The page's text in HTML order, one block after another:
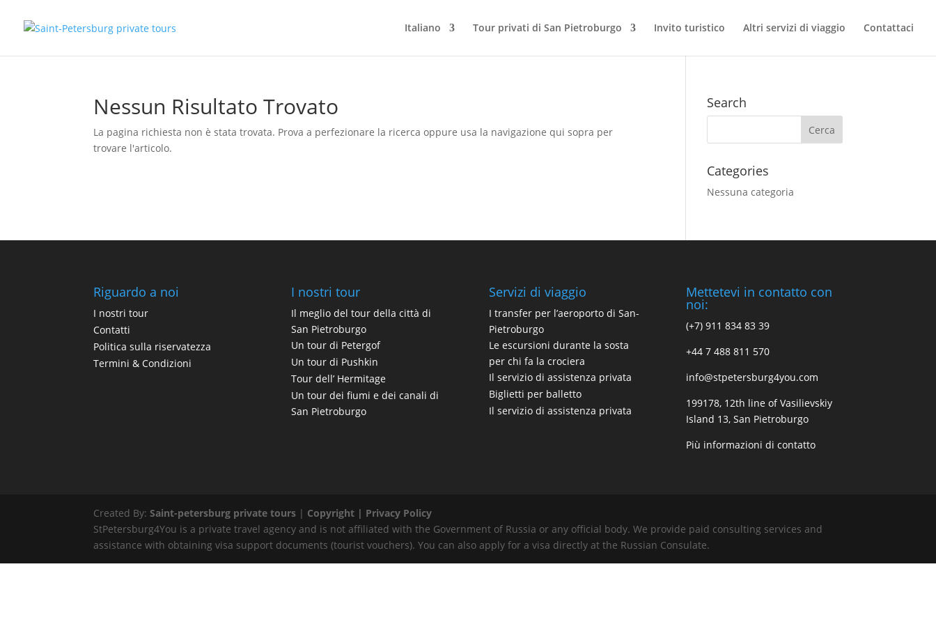
Italiano Tour privati di San Pietroburgo Invito turistico Altri servizi di viaggio Contattaci
Nessun Risultato Trovato
La pagina richiesta non è stata trovata. Prova a perfezionare la ricerca oppure usa la navigazione qui sopra per
trovare l'articolo.
Search
Categories
Nessuna categoria
Riguardo a noi
I nostri tour
Contatti
Politica sulla riservatezza
Termini & Condizioni
I nostri tour
Il meglio del tour della città di
San Pietroburgo
Un tour di Petergof
Un tour di Pushkin
Tour dell’ Hermitage
Un tour dei fiumi e dei canali di
San Pietroburgo
Servizi di viaggio
I transfer per l’aeroporto di San-
Pietroburgo
Le escursioni durante la sosta
per chi fa la crociera
Il servizio di assistenza privata
Biglietti per balletto
Il servizio di assistenza privata
Mettetevi in contatto con
noi:
(+7) 911 834 83 39
+44 7 488 811 570
info@stpetersburg4you.com
199178, 12th line of Vasilievskiy
Island 13, San Pietroburgo
Più informazioni di contatto
Created By:Saint-petersburg private tours | Copyright | Privacy Policy
StPetersburg4You is a private travel agency and is not affiliated with the Government of Russia or any official body. We provide paid consulting services and
assistance with obtaining visa support documents (tourist vouchers). You can also apply for a visa directly at the Russian Consulate.